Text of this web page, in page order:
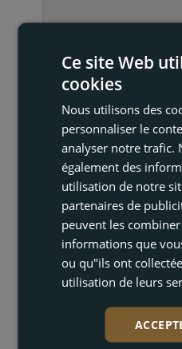
NOUS
Cindy
Courtier en
+34 672 24 73 86
Ce site Web
cookies
Nous utilisons des
personnaliser le
analyser notre trafic.
également des
utilisation de notre
partenaires de
peuvent les
informations que
ou qu"ils ont
utilisation de leurs